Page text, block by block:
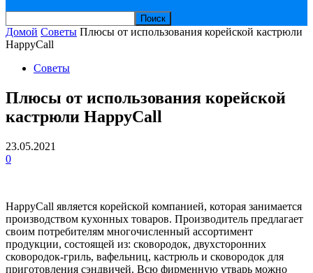
Домой Советы Плюсы от использования корейской кастрюли
HappyCall
Советы
Плюсы от использования корейской
кастрюли HappyCall
23.05.2021
0
HappyСall является корейской компанией, которая занимается
производством кухонных товаров. Производитель предлагает
своим потребителям многочисленный ассортимент
продукции, состоящей из: сковородок, двухсторонних
сковородок-гриль, вафельниц, кастрюль и сковородок для
приготовления сэндвичей. Всю фирменную утварь можно